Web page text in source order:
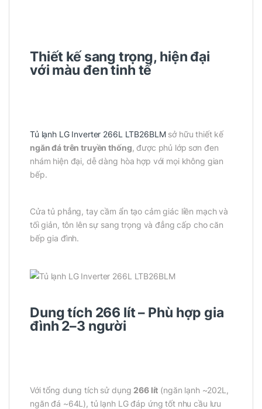
Thiết kế sang trọng, hiện đại
với màu đen tinh tế
Tủ lạnh LG Inverter 266L LTB26BLMsở hữu thiết kế
ngăn đá trên truyền thống, được phủ lớp sơn đen
nhám hiện đại, dễ dàng hòa hợp với mọi không gian
bếp.
Cửa tủ phẳng, tay cầm ẩn tạo cảm giác liền mạch và
tối giản, tôn lên sự sang trọng và đẳng cấp cho căn
bếp gia đình.
Dung tích 266 lít – Phù hợp gia
đình 2–3 người
Với tổng dung tích sử dụng266 lít (ngăn lạnh ~202L,
ngăn đá ~64L), tủ lạnh LG đáp ứng tốt nhu cầu lưu